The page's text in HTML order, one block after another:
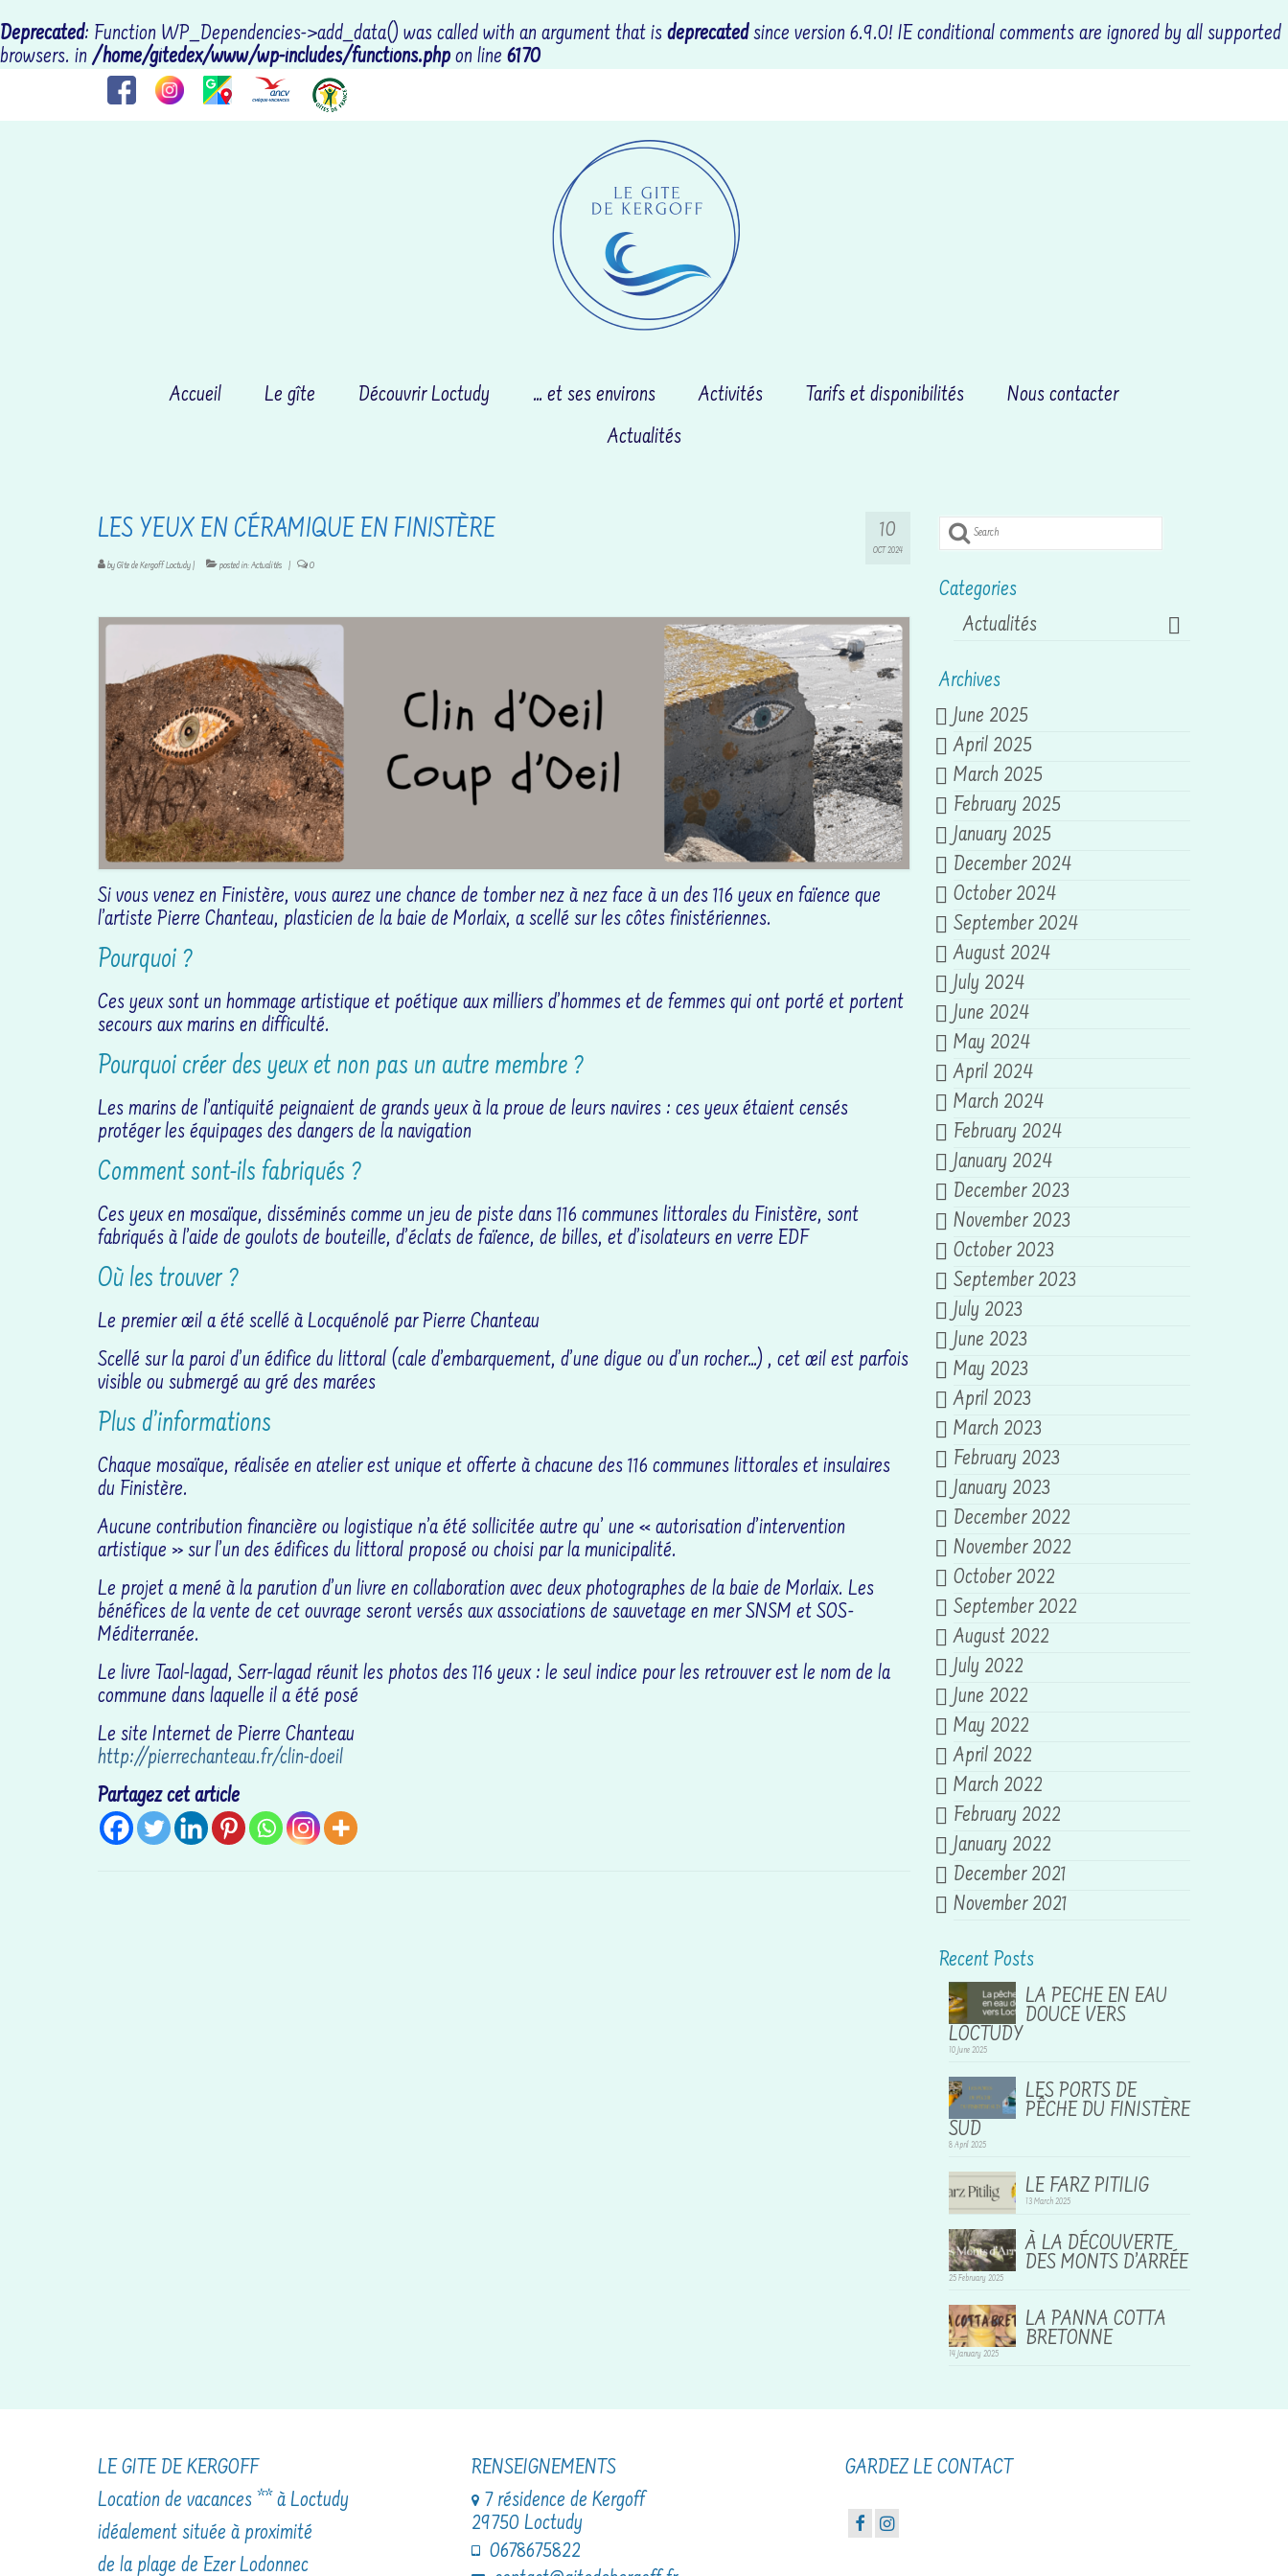
Deprecated: Function WP_Dependencies->add_data() was called with an argument that is deprecatedsince version 6.9.0! IE conditional comments are ignored by all supported
browsers. in/home/gitedex/www/wp-includes/functions.php on line 6170
Accueil Le gîte Découvrir Loctudy … et ses environs Activités Tarifs et disponibilités
Nous contacter
Actualités
10
OCT 2024
LES YEUX EN CÉRAMIQUE EN FINISTÈRE
byGîte de Kergoff Loctudy| posted in:Actualités | 0
Si vous venez en Finistère, vous aurez une chance de tomber nez à nez face à un des 116 yeux en faïence que
l’artiste Pierre Chanteau, plasticien de la baie de Morlaix, a scellé sur les côtes finistériennes.
Pourquoi ?
Ces yeux sont un hommage artistique et poétique aux milliers d’hommes et de femmes qui ont porté et portent
secours aux marins en difficulté.
Pourquoi créer des yeux et non pas un autre membre ?
Les marins de l’antiquité peignaient de grands yeux à la proue de leurs navires : ces yeux étaient censés
protéger les équipages des dangers de la navigation
Comment sont-ils fabriqués ?
Ces yeux en mosaïque, disséminés comme un jeu de piste dans 116 communes littorales du Finistère, sont
fabriqués à l’aide de goulots de bouteille, d’éclats de faïence, de billes, et d’isolateurs en verre EDF
Où les trouver ?
Le premier œil a été scellé à Locquénolé par Pierre Chanteau
Scellé sur la paroi d’un édifice du littoral (cale d’embarquement, d’une digue ou d’un rocher…) , cet œil est parfois
visible ou submergé au gré des marées
Plus d’informations
Chaque mosaïque, réalisée en atelier est unique et offerte à chacune des 116 communes littorales et insulaires
du Finistère.
Aucune contribution financière ou logistique n’a été sollicitée autre qu’ une « autorisation d’intervention
artistique » sur l’un des édifices du littoral proposé ou choisi par la municipalité.
Le projet a mené à la parution d’un livre en collaboration avec deux photographes de la baie de Morlaix. Les
bénéfices de la vente de cet ouvrage seront versés aux associations de sauvetage en mer SNSM et SOS-
Méditerranée.
Le livre Taol-lagad, Serr-lagad réunit les photos des 116 yeux : le seul indice pour les retrouver est le nom de la
commune dans laquelle il a été posé
Le site Internet de Pierre Chanteau
http://pierrechanteau.fr/clin-doeil
Partagez cet article
Search
for:
Categories
Actualités
Archives
June 2025
April 2025
March 2025
February 2025
January 2025
December 2024
October 2024
September 2024
August 2024
July 2024
June 2024
May 2024
April 2024
March 2024
February 2024
January 2024
December 2023
November 2023
October 2023
September 2023
July 2023
June 2023
May 2023
April 2023
March 2023
February 2023
January 2023
December 2022
November 2022
October 2022
September 2022
August 2022
July 2022
June 2022
May 2022
April 2022
March 2022
February 2022
January 2022
December 2021
November 2021
Recent Posts
LA PECHE EN EAU
DOUCE VERS
LOCTUDY
10 June 2025
LES PORTS DE
PÊCHE DU FINISTÈRE
SUD
8 April 2025
LE FARZ PITILIG
13 March 2025
À LA DÉCOUVERTE
DES MONTS D’ARRÉE
25 February 2025
LA PANNA COTTA
BRETONNE
14 January 2025
LE GITE DE KERGOFF
Location de vacances ** à Loctudy
idéalement située à proximité
de la plage de Ezer Lodonnec
RENSEIGNEMENTS
7 résidence de Kergoff
29750 Loctudy
0678675822
GARDEZ LE CONTACT